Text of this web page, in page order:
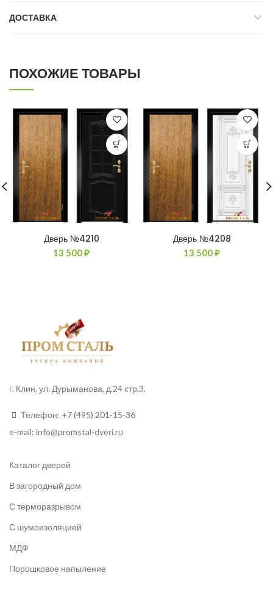
ДОСТАВКА
ПОХОЖИЕ ТОВАРЫ
Дверь №4210
13 500₽
Дверь №4208
13 500₽
г. Клин, ул. Дурыманова, д.24 стр.3.
Телефон: +7 (495) 201-15-36
e-mail: info@promstal-dveri.ru
Каталог дверей
В загородный дом
С терморазрывом
С шумоизоляцией
МДФ
Порошковое напыление